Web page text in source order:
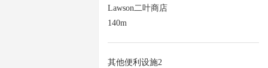
Lawson二叶商店
140m
其他便利设施2